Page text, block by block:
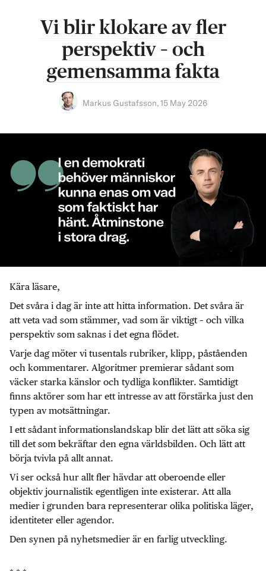
Vi blir klokare av fler
perspektiv – och
gemensamma fakta
Markus Gustafsson,15 May 2026
Kära läsare,
Det svåra i dag är inte att hitta information. Det svåra är
att veta vad som stämmer, vad som är viktigt – och vilka
perspektiv som saknas i det egna flödet.
Varje dag möter vi tusentals rubriker, klipp, påståenden
och kommentarer. Algoritmer premierar sådant som
väcker starka känslor och tydliga konflikter. Samtidigt
finns aktörer som har ett intresse av att förstärka just den
typen av motsättningar.
I ett sådant informationslandskap blir det lätt att söka sig
till det som bekräftar den egna världsbilden. Och lätt att
börja tvivla på allt annat.
Vi ser också hur allt fler hävdar att oberoende eller
objektiv journalistik egentligen inte existerar. Att alla
medier i grunden bara representerar olika politiska läger,
identiteter eller agendor.
Den synen på nyhetsmedier är en farlig utveckling.